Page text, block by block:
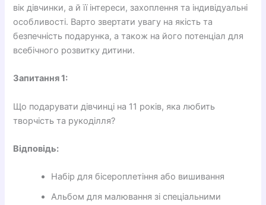
вік дівчинки, а й її інтереси, захоплення та індивідуальні
особливості. Варто звертати увагу на якість та
безпечність подарунка, а також на його потенціал для
всебічного розвитку дитини.
Запитання 1:
Що подарувати дівчинці на 11 років, яка любить
творчість та рукоділля?
Відповідь:
Набір для бісероплетіння або вишивання
Альбом для малювання зі спеціальними